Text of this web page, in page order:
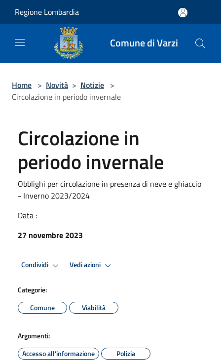
Regione Lombardia
Comune di Varzi
Home > Novità > Notizie >
Circolazione in periodo invernale
Circolazione in
periodo invernale
Obblighi per circolazione in presenza di neve e ghiaccio
- Inverno 2023/2024
Data :
27 novembre 2023
Condividi Vedi azioni
Categorie:
Comune
Viabilità
Argomenti:
Accesso all'informazione
Polizia